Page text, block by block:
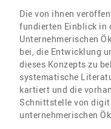
Die von ihnen
fundierten Einblick in
Unternehmerischen
bei, die Entwicklung
dieses Konzepts zu
systematische
kartiert und die
Schnittstelle von
unternehmerischen